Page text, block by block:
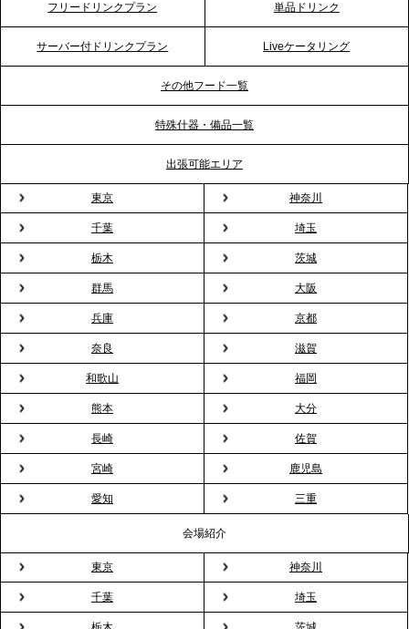
テーブル、横浜事務所を新設。神奈川エリアのサー
ビス提供体制を強化し、質の高い「場づくり」をサ
TBS「Nスタ」で、2ndTable「1DISH」の花見オー
ドブルが紹介されました
2026.3.23
プレスリリースのご案内｜入社式の“そのまま懇親
会”が企業で広がる。 新入社員の交流を支える『オフ
ィスケータリング』という新しい活用法
2026.3.20
NHK「ニュースウオッチ9」で、2ndTable「室内花
2026.3.16
プレスリリースのご案内｜2026年、春の親睦は「花
粉レス」な室内花見。福利厚生としても注目され
る、快適で新しいお花見体験
2026.3.5
プレスリリースのご案内｜「室内お花見」の法人利
用が前年比4倍に急増。オフィスに桜が届く福利厚生
フリードリンクプラン 単品ドリンク
サーバー付ドリンクプラン Liveケータリング
その他フード一覧
特殊什器・備品一覧
出張可能エリア
東京 神奈川
千葉 埼玉
栃木 茨城
群馬 大阪
兵庫 京都
奈良 滋賀
和歌山 福岡
熊本 大分
長崎 佐賀
宮崎 鹿児島
愛知 三重
会場紹介
東京 神奈川
千葉 埼玉